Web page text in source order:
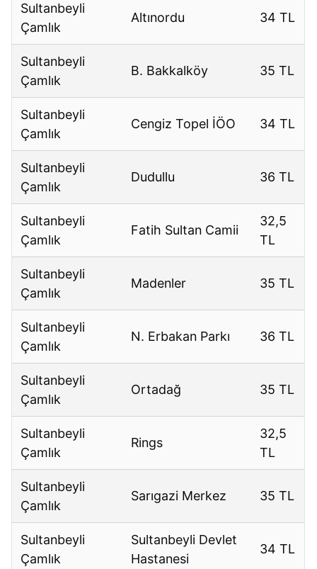
Sultanbeyli
Çamlık
Altınordu 34 TL
Sultanbeyli
Çamlık
B. Bakkalköy 35 TL
Sultanbeyli
Çamlık
Cengiz Topel İÖO 34 TL
Sultanbeyli
Çamlık
Dudullu 36 TL
Sultanbeyli
Çamlık
Fatih Sultan Camii
32,5
TL
Sultanbeyli
Çamlık
Madenler 35 TL
Sultanbeyli
Çamlık
N. Erbakan Parkı 36 TL
Sultanbeyli
Çamlık
Ortadağ 35 TL
Sultanbeyli
Çamlık
Rings
32,5
TL
Sultanbeyli
Çamlık
Sarıgazi Merkez 35 TL
Sultanbeyli
Çamlık
Sultanbeyli Devlet
Hastanesi
34 TL